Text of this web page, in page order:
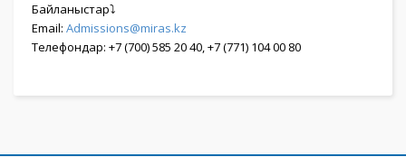
Байланыстар⤵
Email: Admissions@miras.kz
Телефондар: +7 (700) 585 20 40, +7 (771) 104 00 80